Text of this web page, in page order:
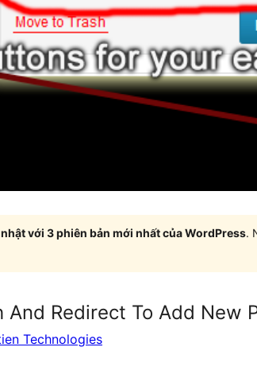
với 3 phiên bản mới nhất của WordPress.
And Redirect To Add New
Technologies